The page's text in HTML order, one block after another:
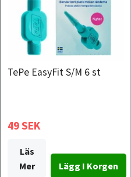
TePe EasyFit S/M 6 st
49 SEK
Läs
Mer